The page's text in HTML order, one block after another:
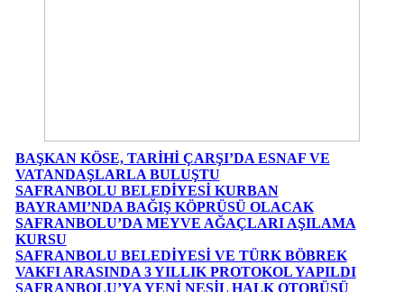
BAŞKAN KÖSE, TARİHİ ÇARŞI’DA ESNAF VE
VATANDAŞLARLA BULUŞTU
SAFRANBOLU BELEDİYESİ KURBAN
BAYRAMI’NDA BAĞIŞ KÖPRÜSÜ OLACAK
SAFRANBOLU’DA MEYVE AĞAÇLARI AŞILAMA
KURSU
SAFRANBOLU BELEDİYESİ VE TÜRK BÖBREK
VAKFI ARASINDA 3 YILLIK PROTOKOL YAPILDI
SAFRANBOLU’YA YENİ NESİL HALK OTOBÜSÜ